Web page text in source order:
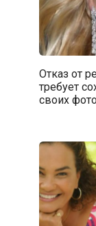
Отказ от
требует
своих